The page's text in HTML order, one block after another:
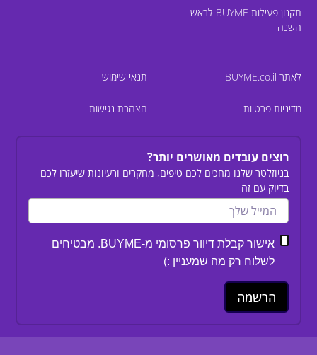
תקנון פעילות BUYME לראש
השנה
לאתר BUYME.co.il תנאי שימוש
מדיניות פרטיות הצהרת נגישות
רוצים עובדים מאושרים יותר?
בניוזלטר שלנו מחכים לכם טיפים, מחקרים ורעיונות שיעזרו לכם
בדיוק עם זה
אישור קבלת דיוור פרסומי מ-BUYME. מבטיחים
לשלוח רק מה שמעניין :)